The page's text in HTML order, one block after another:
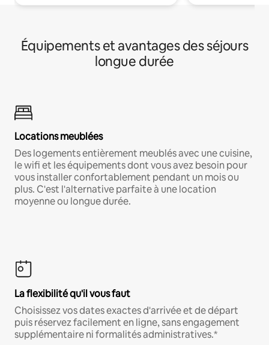
Équipements et avantages des séjours
longue durée
Locations meublées
Des logements entièrement meublés avec une cuisine,
le wifi et les équipements dont vous avez besoin pour
vous installer confortablement pendant un mois ou
plus. C'est l'alternative parfaite à une location
moyenne ou longue durée.
La flexibilité qu'il vous faut
Choisissez vos dates exactes d'arrivée et de départ
puis réservez facilement en ligne, sans engagement
supplémentaire ni formalités administratives.*